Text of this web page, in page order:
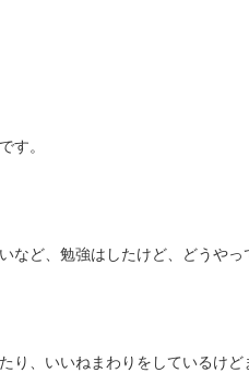
す。
など、勉強はしたけど、 どうや
り、 いいねまわりをしているけ